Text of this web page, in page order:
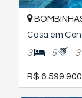
3 5 3
R$ 6.599.900,